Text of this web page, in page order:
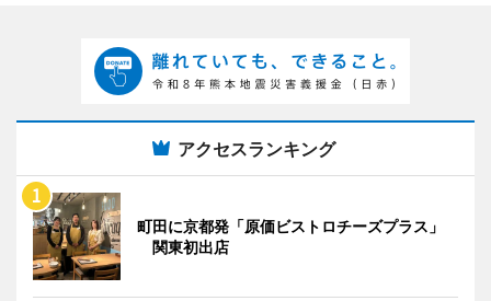
アクセスランキング
町田に京都発「原価ビストロチーズプラス」
関東初出店